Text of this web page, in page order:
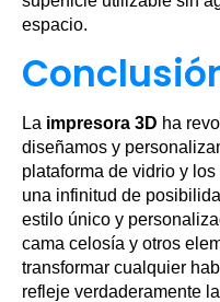
espacio.
La impresora 3D ha
diseñamos y
plataforma de vidrio y
una infinitud de
estilo único y
cama celosía y otros
transformar cualquier
refleje verdaderamente